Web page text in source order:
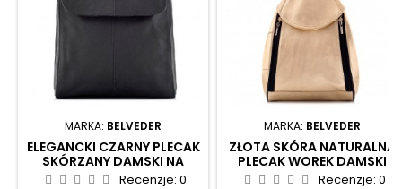
MARKA: BELVEDER
ELEGANCKI CZARNY PLECAK
SKÓRZANY DAMSKI NA
JEDNO RAMIĘ TELIMENE 15
Recenzje: 0
MARKA: BELVEDER
ZŁOTA SKÓRA NATURALNA
PLECAK WOREK DAMSKI
BELVEDER RENE15
Recenzje: 0